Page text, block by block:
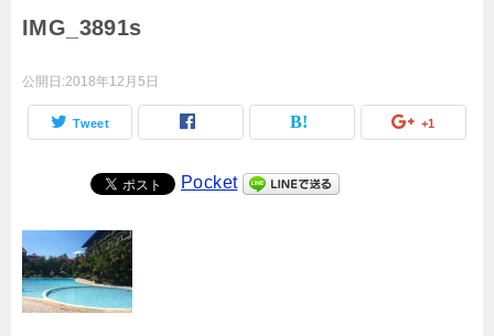
IMG_3891s
公開日:2018年12月5日
Tweet +1
Pocket